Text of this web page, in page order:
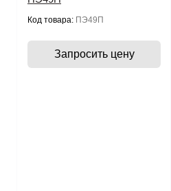
Код товара: ПЭ49П
Запросить цену